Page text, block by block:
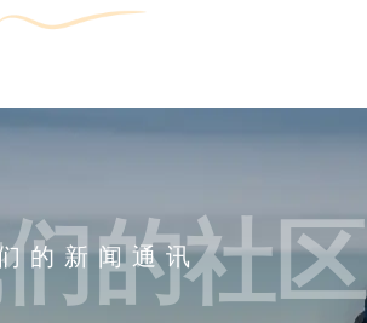
的新闻通讯
的社区